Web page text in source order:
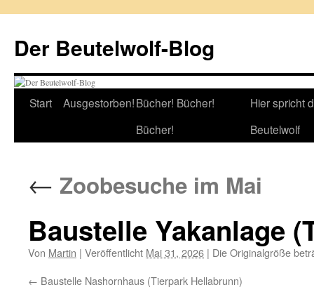
springen
Der Beutelwolf-Blog
Start Ausgestorben!Bücher! Bücher!
Bücher!
Hier spricht
Beutelwolf
← Zoobesuche im Mai
Baustelle Yakanlage
Von Martin | Veröffentlicht Mai 31, 2026 | Die Originalgröße
Baustelle Nashornhaus (Tierpark Hellabrunn)